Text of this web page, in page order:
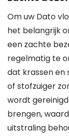
Om uw Dato
het belangrijk
een zachte
regelmatig te
dat krassen en
of stofzuiger
wordt
brengen,
uitstraling